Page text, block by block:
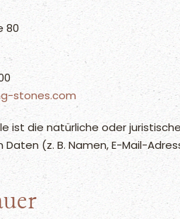
80
stones.com
ist die natürliche oder
(z. B. Namen, E-Mail-